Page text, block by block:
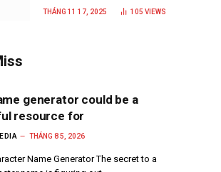
đắt giá cho thương hiệu
THÁNG 11 17, 2025 105VIEWS
generator could be a
resource for
THÁNG 8 5, 2026
Name Generator The secret to a